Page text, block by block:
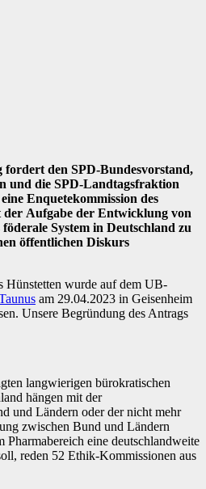
fordert den SPD-Bundesvorstand,
und die SPD-Landtagsfraktion
Enquetekommission des
der Aufgabe der Entwicklung von
föderale System in Deutschland zu
öffentlichen Diskurs
Hünstetten wurde auf dem UB-
am 29.04.2023 in Geisenheim
Unsere Begründung des Antrags
langwierigen bürokratischen
hängen mit der
und Ländern oder der nicht mehr
zwischen Bund und Ländern
Pharmabereich eine deutschlandweite
reden 52 Ethik-Kommissionen aus